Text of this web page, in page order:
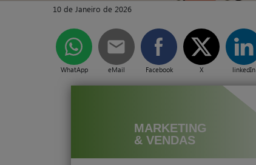
10 de Janeiro de 2026
WhatApp eMail Facebook X linkedIn
MARKETING
& VENDAS